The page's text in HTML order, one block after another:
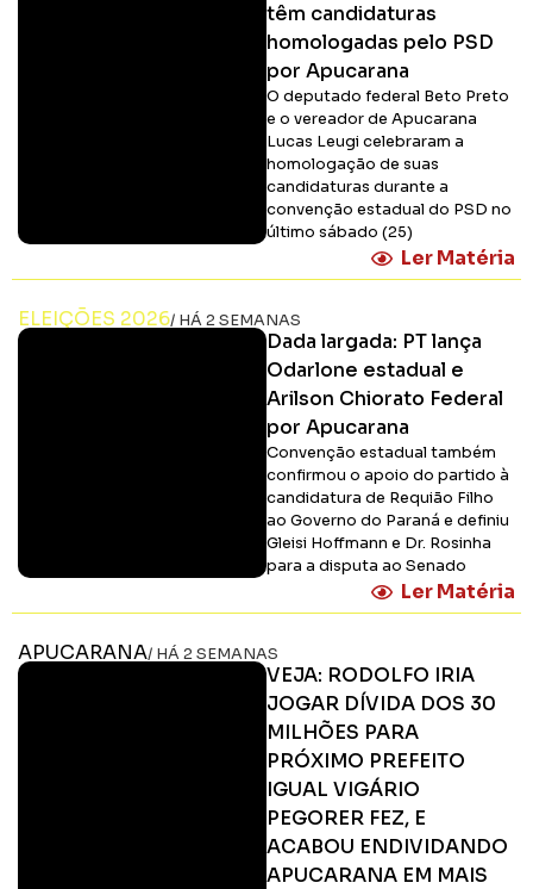
têm candidaturas
homologadas pelo PSD
por Apucarana
O deputado federal Beto Preto
e o vereador de Apucarana
Lucas Leugi celebraram a
homologação de suas
candidaturas durante a
convenção estadual do PSD no
último sábado (25)
Ler Matéria
ELEIÇÕES 2026/ HÁ 2 SEMANAS
Dada largada: PT lança
Odarlone estadual e
Arilson Chiorato Federal
por Apucarana
Convenção estadual também
confirmou o apoio do partido à
candidatura de Requião Filho
ao Governo do Paraná e definiu
Gleisi Hoffmann e Dr. Rosinha
para a disputa ao Senado
Ler Matéria
APUCARANA/ HÁ 2 SEMANAS
VEJA: RODOLFO IRIA
JOGAR DÍVIDA DOS 30
MILHÕES PARA
PRÓXIMO PREFEITO
IGUAL VIGÁRIO
PEGORER FEZ, E
ACABOU ENDIVIDANDO
APUCARANA EM MAIS